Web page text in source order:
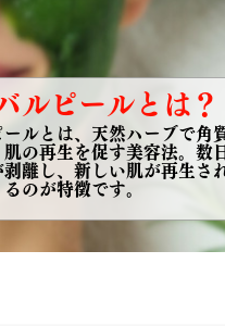
ルピール とは？
ールとは、天然ハーブで角
肌の再生を促す美容法。数
剥離し、新しい肌が再生さ
るのが特徴です。